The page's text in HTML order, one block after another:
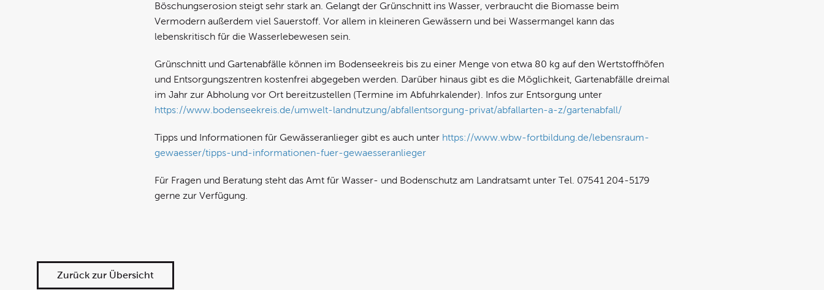
Böschungserosion steigt sehr stark an. Gelangt der Grünschnitt ins Wasser, verbraucht die Biomasse beim
Vermodern außerdem viel Sauerstoff. Vor allem in kleineren Gewässern und bei Wassermangel kann das
lebenskritisch für die Wasserlebewesen sein.
Grünschnitt und Gartenabfälle können im Bodenseekreis bis zu einer Menge von etwa 80 kg auf den Wertstoffhöfen
und Entsorgungszentren kostenfrei abgegeben werden. Darüber hinaus gibt es die Möglichkeit, Gartenabfälle dreimal
im Jahr zur Abholung vor Ort bereitzustellen (Termine im Abfuhrkalender). Infos zur Entsorgung unter
https://www.bodenseekreis.de/umwelt-landnutzung/abfallentsorgung-privat/abfallarten-a-z/gartenabfall/
Tipps und Informationen für Gewässeranlieger gibt es auch unter https://www.wbw-fortbildung.de/lebensraum-
gewaesser/tipps-und-informationen-fuer-gewaesseranlieger
Für Fragen und Beratung steht das Amt für Wasser- und Bodenschutz am Landratsamt unter Tel. 07541 204-5179
gerne zur Verfügung.
Zurück zur Übersicht